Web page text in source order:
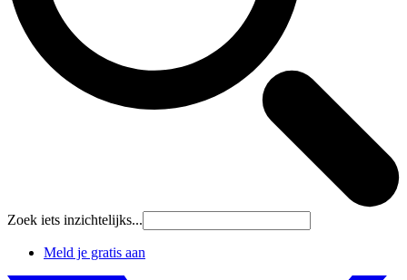
Zoek iets inzichtelijks...
Meld je gratis aan